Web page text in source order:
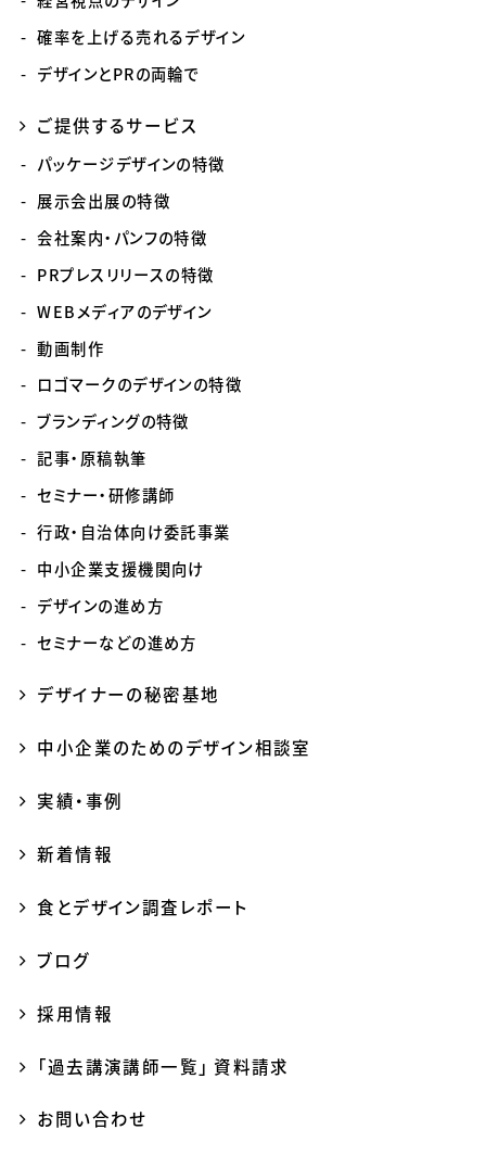
確率を上げる売れるデザイン
デザインとPRの両輪で
ご提供するサービス
パッケージデザインの特徴
展示会出展の特徴
会社案内・パンフの特徴
PRプレスリリースの特徴
WEBメディアのデザイン
動画制作
ロゴマークのデザインの特徴
ブランディングの特徴
記事・原稿執筆
セミナー・研修講師
行政・自治体向け委託事業
中小企業支援機関向け
デザインの進め方
セミナーなどの進め方
デザイナーの秘密基地
中小企業のためのデザイン相談室
実績・事例
新着情報
食とデザイン調査レポート
ブログ
採用情報
「過去講演講師一覧」 資料請求
お問い合わせ